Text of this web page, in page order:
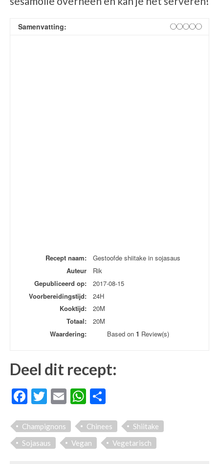
Samenvatting:
Recept naam:
Gestoofde shiitake in sojasaus
Auteur
Rik
Gepubliceerd op:
2017-08-15
Voorbereidingstijd:
24H
Kooktijd:
20M
Totaal:
20M
Waardering:
Based on 1 Review(s)
Deel dit recept:
Facebook
Twitter
EmailWhatsApp
Champignons Chinees
Shiitake
Sojasaus
Vegan Vegetarisch